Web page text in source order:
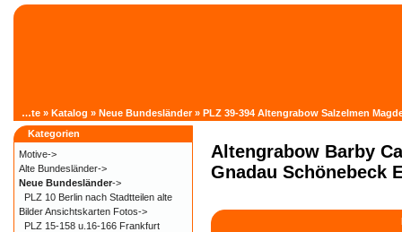
Startseite » Katalog » Neue Bundesländer» PLZ 39-394 Altengrabow Salzelmen
Altengrabow Barby
Gnadau Schönebeck
Kategorien
Motive->
Alte Bundesländer->
Neue Bundesländer->
PLZ 10 Berlin nach Stadtteilen alte
Bilder Ansichtskarten Fotos->
PLZ 15-158 u.16-166 Frankfurt